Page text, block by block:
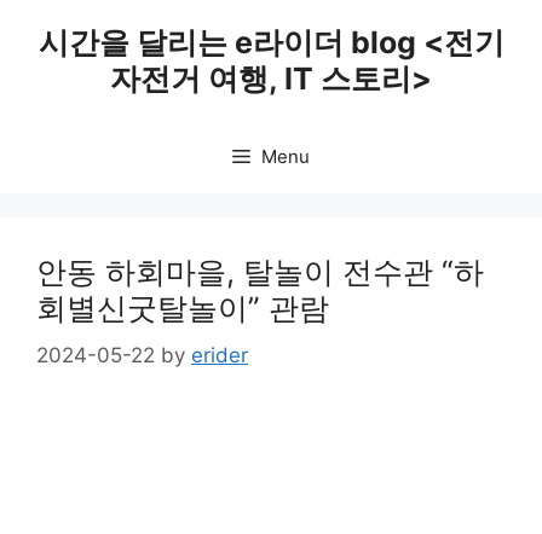
시간을 달리는 e라이더 blog <전기
자전거 여행, IT 스토리>
Menu
안동 하회마을, 탈놀이 전수관 “하
회별신굿탈놀이” 관람
2024-05-22 by erider